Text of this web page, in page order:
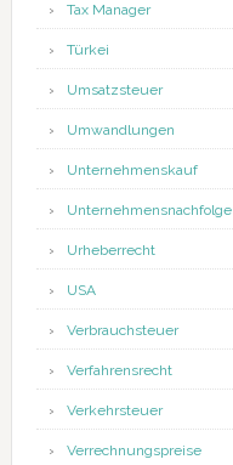
Tax Manager
Türkei
Umsatzsteuer
Umwandlungen
Unternehmenskauf
Unternehmensnachfolge
Urheberrecht
USA
Verbrauchsteuer
Verfahrensrecht
Verkehrsteuer
Verrechnungspreise